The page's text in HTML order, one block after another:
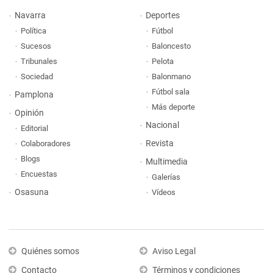
Navarra
Política
Sucesos
Tribunales
Sociedad
Pamplona
Opinión
Editorial
Colaboradores
Blogs
Encuestas
Osasuna
Deportes
Fútbol
Baloncesto
Pelota
Balonmano
Fútbol sala
Más deporte
Nacional
Revista
Multimedia
Galerías
Vídeos
Quiénes somos
Contacto
Aviso Legal
Términos y condiciones